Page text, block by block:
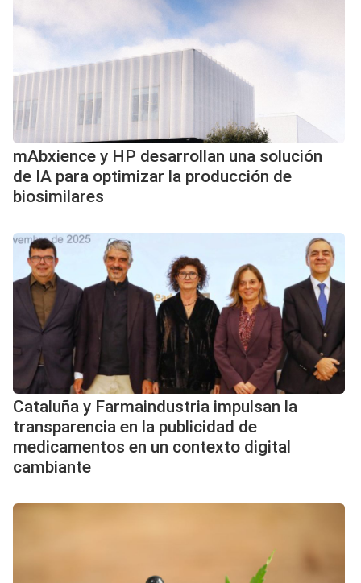
mAbxience y HP desarrollan una solución
de IA para optimizar la producción de
biosimilares
Cataluña y Farmaindustria impulsan la
transparencia en la publicidad de
medicamentos en un contexto digital
cambiante